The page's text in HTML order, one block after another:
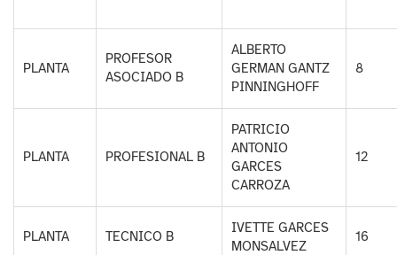
PLANTA
PROFESOR
ASOCIADO B
ALBERTO
GERMAN GANTZ
PINNINGHOFF
8
PLANTA PROFESIONAL B
PATRICIO
ANTONIO
GARCES
CARROZA
12
PLANTA TECNICO B
IVETTE GARCES
MONSALVEZ
16